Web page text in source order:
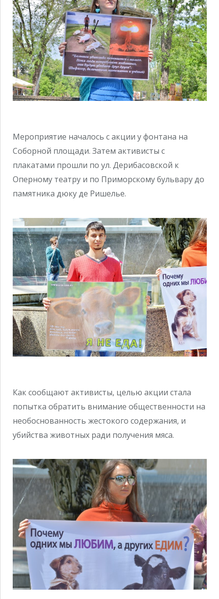
Мероприятие началось с акции у фонтана на
Соборной площади. Затем активисты с
плакатами прошли по ул. Дерибасовской к
Оперному театру и по Приморскому бульвару до
памятника дюку де Ришелье.
Как сообщают активисты, целью акции стала
попытка обратить внимание общественности на
необоснованность жестокого содержания, и
убийства животных ради получения мяса.